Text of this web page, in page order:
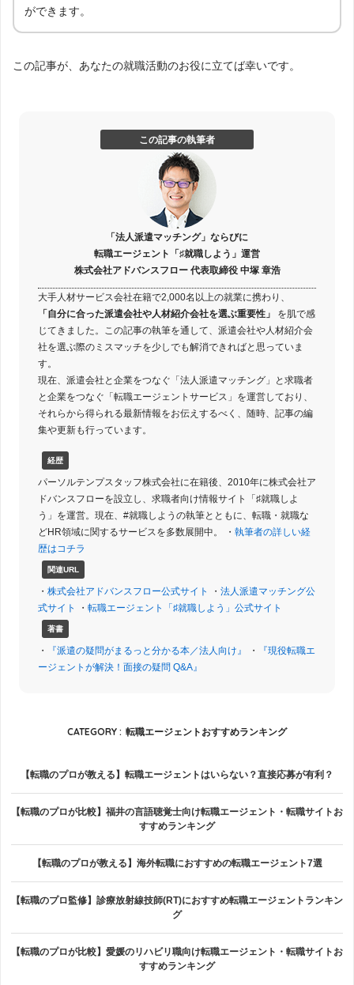
ができます。
この記事が、あなたの就職活動のお役に立てば幸いです。
この記事の執筆者
「法人派遣マッチング」ならびに
転職エージェント「♯就職しよう」運営
株式会社アドバンスフロー 代表取締役 中塚 章浩
大手人材サービス会社在籍で2,000名以上の就業に携わり、
「自分に合った派遣会社や人材紹介会社を選ぶ重要性」
を肌で感
じてきました。この記事の執筆を通して、派遣会社や人材紹介会
社を選ぶ際のミスマッチを少しでも解消できればと思っていま
す。
現在、派遣会社と企業をつなぐ「法人派遣マッチング」と求職者
と企業をつなぐ「転職エージェントサービス」を運営しており、
それらから得られる最新情報をお伝えするべく、随時、記事の編
集や更新も行っています。
経歴
パーソルテンプスタッフ株式会社に在籍後、2010年に株式会社ア
ドバンスフローを設立し、求職者向け情報サイト「♯就職しよ
う」を運営。現在、#就職しようの執筆とともに、転職・就職な
どHR領域に関するサービスを多数展開中。 ・ 執筆者の詳しい経
歴はコチラ
関連URL
・ 株式会社アドバンスフロー公式サイト ・ 法人派遣マッチング公
式サイト
・ 転職エージェント「♯就職しよう」公式サイト
著書
・ 『派遣の疑問がまるっと分かる本／法人向け』 ・
『現役転職エ
ージェントが解決！面接の疑問 Q&A』
CATEGORY : 転職エージェントおすすめランキング
【転職のプロが教える】転職エージェントはいらない？直接応募が有利？
【転職のプロが比較】福井の言語聴覚士向け転職エージェント・転職サイトお
すすめランキング
【転職のプロが教える】海外転職におすすめの転職エージェント7選
【転職のプロ監修】診療放射線技師(RT)におすすめ転職エージェントランキン
グ
【転職のプロが比較】愛媛のリハビリ職向け転職エージェント・転職サイトお
すすめランキング